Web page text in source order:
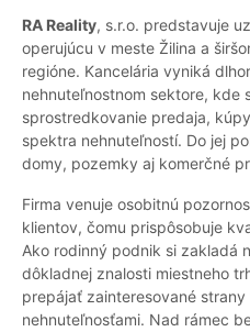
RA Reality, s.r.o. predstavuje
operujúcu v meste Žilina a
regióne. Kancelária vyniká
nehnuteľnostnom sektore, kde
sprostredkovanie predaja,
spektra nehnuteľností. Do jej
domy, pozemky aj komerčné
Firma venuje osobitnú
klientov, čomu prispôsobuje
Ako rodinný podnik si zakladá
dôkladnej znalosti miestneho
prepájať zainteresované
nehnuteľnosťami. Nad rámec